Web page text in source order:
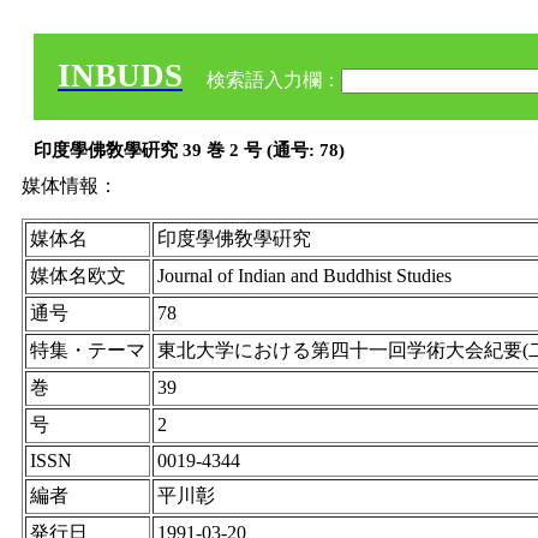
INBUDS 検索語入力欄：
印度學佛敎學硏究 39 巻 2 号 (通号: 78)
媒体情報：
媒体名
印度學佛敎學硏究
媒体名欧文
Journal of Indian and Buddhist Studies
通号
78
特集・テーマ
東北大学における第四十一回学術大会紀要(
巻
39
号
2
ISSN
0019-4344
編者
平川彰
発行日
1991-03-20